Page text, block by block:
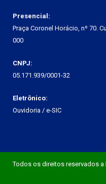
Presencial:
Praça Coronel Horácio, nº 70.
000
CNPJ:
05.171.939/0001-32
Eletrônico:
Ouvidoria / e-SIC
Todos os direitos reservados a